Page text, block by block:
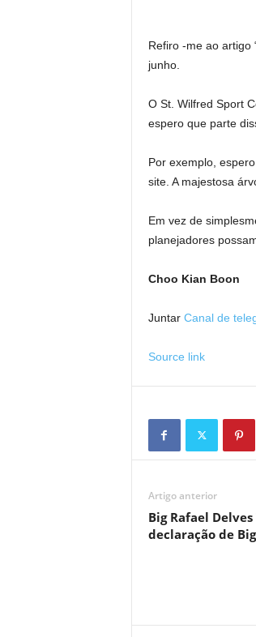
Refiro -me ao artigo
junho.
O St. Wilfred Sport
espero que parte
Por exemplo,
site. A majestosa
Em vez de
planejadores
Choo Kian Boon
Juntar Canal de
Source link
Artigo anterior
Big Rafael
declaração de